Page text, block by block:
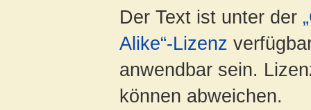
Der Text ist unter der
Alike“-Lizenz
anwendbar sein.
können abweichen.